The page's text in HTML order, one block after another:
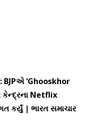
BJPએ ‘Ghooskhor
કેન્દ્રના Netflix
કર્યું | ભારત સમાચાર